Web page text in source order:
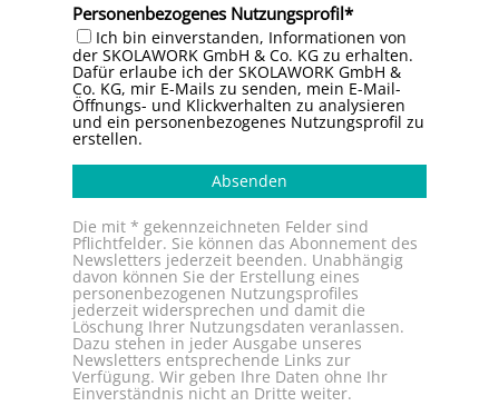
Personenbezogenes Nutzungsprofil
Ich bin einverstanden, Informationen von
der SKOLAWORK GmbH & Co. KG zu erhalten.
Dafür erlaube ich der SKOLAWORK GmbH &
Co. KG, mir E-Mails zu senden, mein E-Mail-
Öffnungs- und Klickverhalten zu analysieren
und ein personenbezogenes Nutzungsprofil zu
erstellen.
Absenden
Die mit * gekennzeichneten Felder sind
Pflichtfelder. Sie können das Abonnement des
Newsletters jederzeit beenden. Unabhängig
davon können Sie der Erstellung eines
personenbezogenen Nutzungsprofiles
jederzeit widersprechen und damit die
Löschung Ihrer Nutzungsdaten veranlassen.
Dazu stehen in jeder Ausgabe unseres
Newsletters entsprechende Links zur
Verfügung. Wir geben Ihre Daten ohne Ihr
Einverständnis nicht an Dritte weiter.